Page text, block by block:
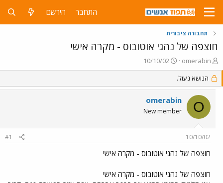
התחבר הירשם
תחבורה ציבורית
חוצפה של נהגי אוטובוס - מקרה אישי
פ
ו
ת
ח
נ
omerabin
פ
ו
ס
ב
ת
ך
10/10/02
הנושא נעול.
O
omerabin
New member
10/10/02
#1
חוצפה של נהגי אוטובוס - מקרה אישי
חוצפה של נהגי אוטובוס - מקרה אישי